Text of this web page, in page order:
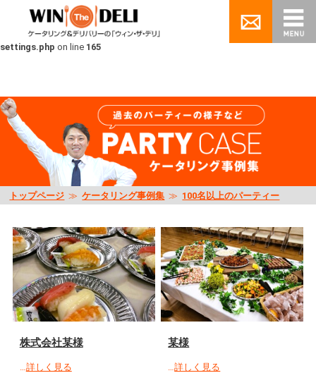
Warning: Undefined array key "scene_category" in
/home/pluse06/nagoya-
catering.jp/public_html/wp/wp-content/themes/winthedeli/inc/custom-
settings.php on line 165
トップページ ≫ケータリング事例集 ≫ 100名以上のパーティー
株式会社某様
詳しく見る
某様
…詳しく見る